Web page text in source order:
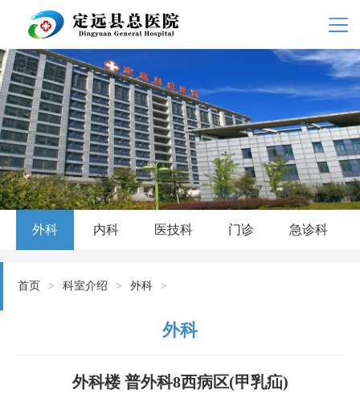
外科 内科 医技科 门诊 急诊科
首页 > 科室介绍 > 外科 >
外科
外科楼 普外科8西病区(甲乳疝)